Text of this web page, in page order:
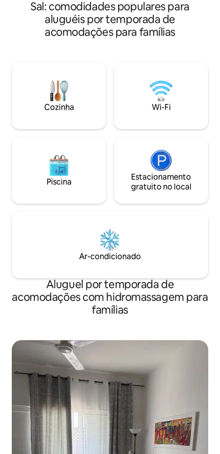
centralmente, a 3 minutos a pé da rua de
pedestres e a 5 minutos a pé da praia
máquina de lavar roupa, TV inteligente
crianças e grupos de amigos. Detector
de fumaça e monóxido de carbono e
toalhas de praia incluídas.
Sal: comodidades populares para
aluguéis por temporada de
acomodações para famílias
Cozinha Wi-Fi
Piscina
Estacionamento
gratuito no local
Ar-condicionado
Aluguel por temporada de
acomodações com hidromassagem para
famílias